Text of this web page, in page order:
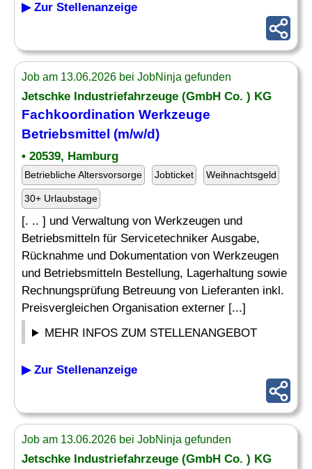
▶ Zur Stellenanzeige
Job am 13.06.2026 bei JobNinja gefunden
Jetschke Industriefahrzeuge (GmbH Co. ) KG
Fachkoordination Werkzeuge
Betriebsmittel (m/w/d)
• 20539, Hamburg
Betriebliche Altersvorsorge Jobticket Weihnachtsgeld
30+ Urlaubstage
[. .. ] und Verwaltung von Werkzeugen und
Betriebsmitteln für Servicetechniker Ausgabe,
Rücknahme und Dokumentation von Werkzeugen
und Betriebsmitteln Bestellung, Lagerhaltung sowie
Rechnungsprüfung Betreuung von Lieferanten inkl.
Preisvergleichen Organisation externer [...]
MEHR INFOS ZUM STELLENANGEBOT
▶ Zur Stellenanzeige
Job am 13.06.2026 bei JobNinja gefunden
Jetschke Industriefahrzeuge (GmbH Co. ) KG